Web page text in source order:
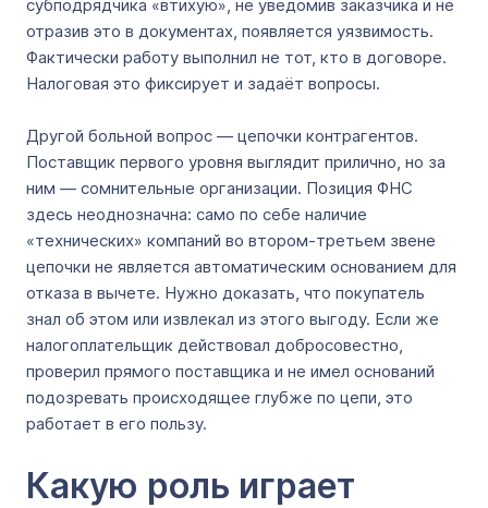
субподрядчика «втихую», не уведомив заказчика и не
отразив это в документах, появляется уязвимость.
Фактически работу выполнил не тот, кто в договоре.
Налоговая это фиксирует и задаёт вопросы.
Другой больной вопрос — цепочки контрагентов.
Поставщик первого уровня выглядит прилично, но за
ним — сомнительные организации. Позиция ФНС
здесь неоднозначна: само по себе наличие
«технических» компаний во втором-третьем звене
цепочки не является автоматическим основанием для
отказа в вычете. Нужно доказать, что покупатель
знал об этом или извлекал из этого выгоду. Если же
налогоплательщик действовал добросовестно,
проверил прямого поставщика и не имел оснований
подозревать происходящее глубже по цепи, это
работает в его пользу.
Какую роль играет